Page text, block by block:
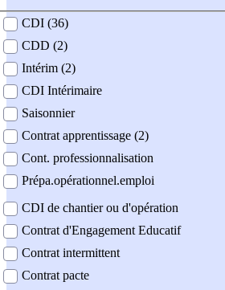
contrat
CDI (36)
CDD (2)
Intérim (2)
CDI Intérimaire
Saisonnier
Contrat apprentissage (2)
Cont. professionnalisation
Prépa.opérationnel.emploi
CDI de chantier ou d'opération
Contrat d'Engagement Educatif
Contrat intermittent
Contrat pacte